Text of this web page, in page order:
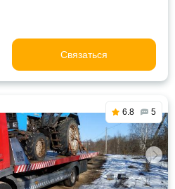
Связаться
6.8 5